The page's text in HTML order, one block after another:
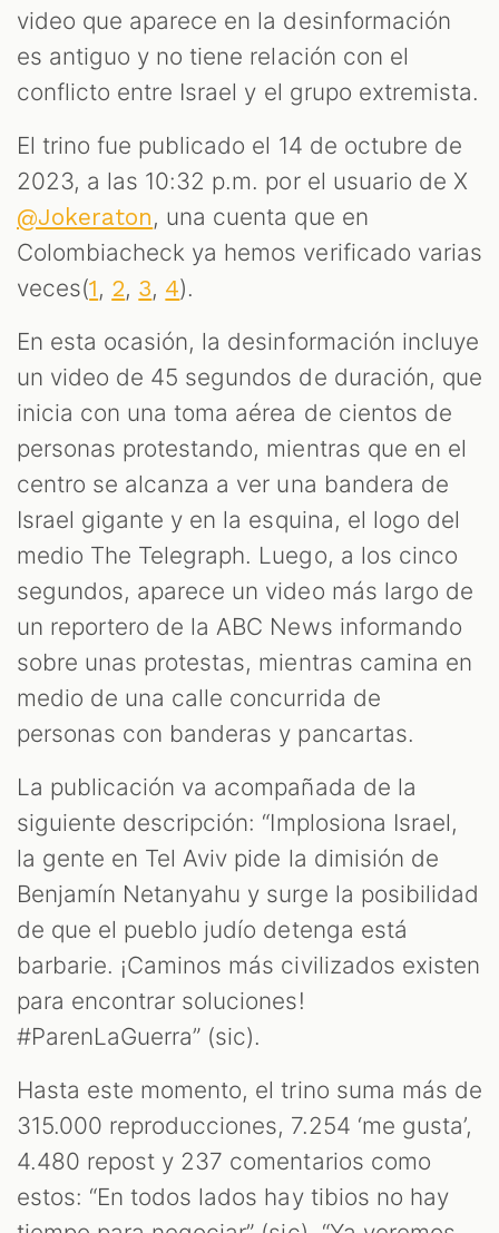
video que aparece en la desinformación
es antiguo y no tiene relación con el
conflicto entre Israel y el grupo extremista.
El trino fue publicado el 14 de octubre de
2023, a las 10:32 p.m. por el usuario de X
@Jokeraton, una cuenta que en
Colombiacheck ya hemos verificado varias
veces(1, 2, 3, 4).
En esta ocasión, la desinformación incluye
un video de 45 segundos de duración, que
inicia con una toma aérea de cientos de
personas protestando, mientras que en el
centro se alcanza a ver una bandera de
Israel gigante y en la esquina, el logo del
medio The Telegraph. Luego, a los cinco
segundos, aparece un video más largo de
un reportero de la ABC News informando
sobre unas protestas, mientras camina en
medio de una calle concurrida de
personas con banderas y pancartas.
La publicación va acompañada de la
siguiente descripción: “Implosiona Israel,
la gente en Tel Aviv pide la dimisión de
Benjamín Netanyahu y surge la posibilidad
de que el pueblo judío detenga está
barbarie. ¡Caminos más civilizados existen
para encontrar soluciones!
#ParenLaGuerra” (sic).
Hasta este momento, el trino suma más de
315.000 reproducciones, 7.254 ‘me gusta’,
4.480 repost y 237 comentarios como
estos: “En todos lados hay tibios no hay